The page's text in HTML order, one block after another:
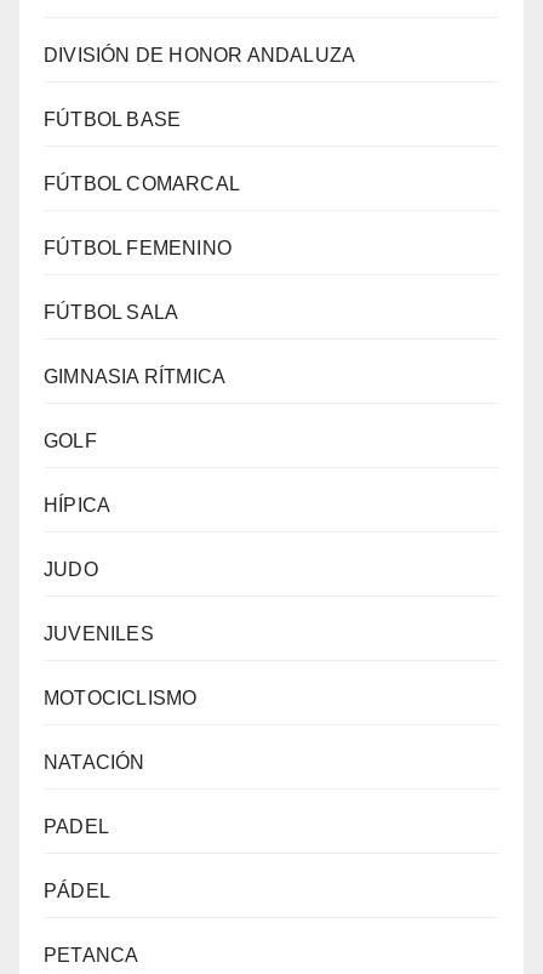
DIVISIÓN DE HONOR ANDALUZA
FÚTBOL BASE
FÚTBOL COMARCAL
FÚTBOL FEMENINO
FÚTBOL SALA
GIMNASIA RÍTMICA
GOLF
HÍPICA
JUDO
JUVENILES
MOTOCICLISMO
NATACIÓN
PADEL
PÁDEL
PETANCA